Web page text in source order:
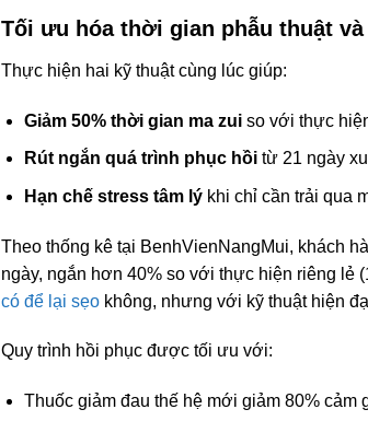
Tối ưu hóa thời gian phẫu thuật
Thực hiện hai kỹ thuật cùng lúc giúp:
Giảm 50% thời gian ma zuiso với thực
Rút ngắn quá trình phục hồitừ 21 ngày
Hạn chế stress tâm lýkhi chỉ cần trải qua
Theo thống kê tại BenhVienNangMui, khách
ngày, ngắn hơn 40% so với thực hiện riêng lẻ
có để lại sẹo không, nhưng với kỹ thuật hiện
Quy trình hồi phục được tối ưu với:
Thuốc giảm đau thế hệ mới giảm 80% cảm